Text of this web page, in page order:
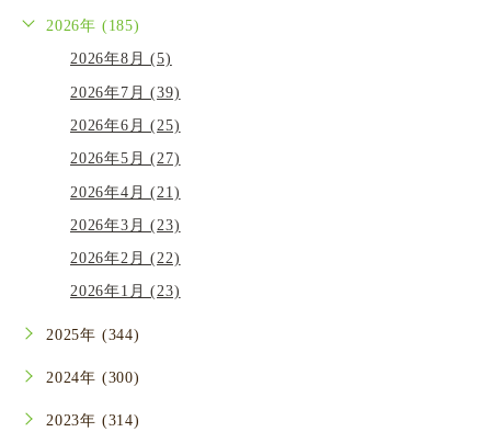
2026年 (185)
2026年8月 (5)
2026年7月 (39)
2026年6月 (25)
2026年5月 (27)
2026年4月 (21)
2026年3月 (23)
2026年2月 (22)
2026年1月 (23)
2025年 (344)
2024年 (300)
2023年 (314)